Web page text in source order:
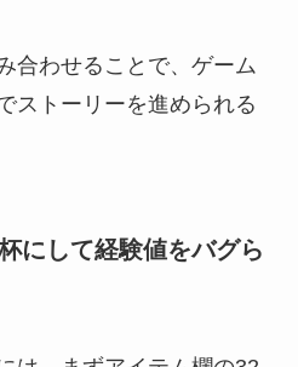
合わせることで、ゲーム
ストーリーを進められる
にして経験値をバグら